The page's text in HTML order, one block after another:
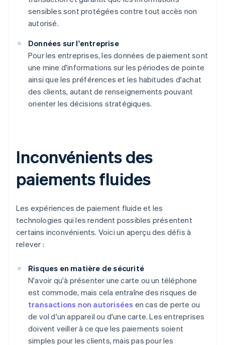
sensibles sont protégées contre tout accès non
autorisé.
Données sur l'entreprise
Pour les entreprises, les données de paiement sont
une mine d'informations sur les périodes de pointe
ainsi que les préférences et les habitudes d'achat
des clients, autant de renseignements pouvant
orienter les décisions stratégiques.
Inconvénients des
paiements fluides
Les expériences de paiement fluide et les
technologies qui les rendent possibles présentent
certains inconvénients. Voici un aperçu des défis à
relever :
Risques en matière de sécurité
N'avoir qu'à présenter une carte ou un téléphone
est commode, mais cela entraîne des risques de
transactions non autorisées en cas de perte ou
de vol d'un appareil ou d'une carte. Les entreprises
doivent veiller à ce que les paiements soient
simples pour les clients, mais pas pour les